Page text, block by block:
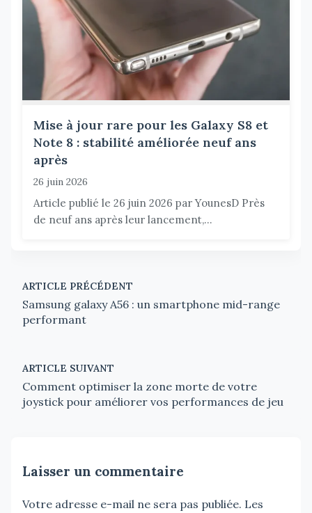
Mise à jour rare pour les Galaxy S8 et
Note 8 : stabilité améliorée neuf ans
après
26 juin 2026
Article publié le 26 juin 2026 par YounesD Près
de neuf ans après leur lancement,...
ARTICLE PRÉCÉDENT
Samsung galaxy A56 : un smartphone mid-range
performant
ARTICLE SUIVANT
Comment optimiser la zone morte de votre
joystick pour améliorer vos performances de jeu
Laisser un commentaire
Votre adresse e-mail ne sera pas publiée. Les